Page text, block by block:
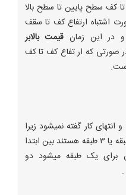
تا کف سطح پایین تا سطح بالا
اشتباه ارتفاع کف تا سقف
و در این زمان قیمت بالابر
صورتی که ار تفاع کف تا کف
انتهای کار گفته نمیشود زیرا
بعضا در برخی از فروشگاه ها که ۲ طبقه یا ۳ طبقه هستند بین ابتدا
برای یک طبقه میشود دو